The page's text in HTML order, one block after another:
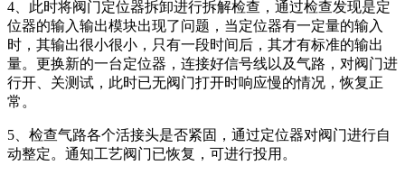
4、此时将阀门定位器拆卸进行拆解检查，通过检查发现是定
位器的输入输出模块出现了问题，当定位器有一定量的输入
时，其输出很小很小，只有一段时间后，其才有标准的输出
量。更换新的一台定位器，连接好信号线以及气路，对阀门进
行开、关测试，此时已无阀门打开时响应慢的情况，恢复正
常。
5、检查气路各个活接头是否紧固，通过定位器对阀门进行自
动整定。通知工艺阀门已恢复，可进行投用。